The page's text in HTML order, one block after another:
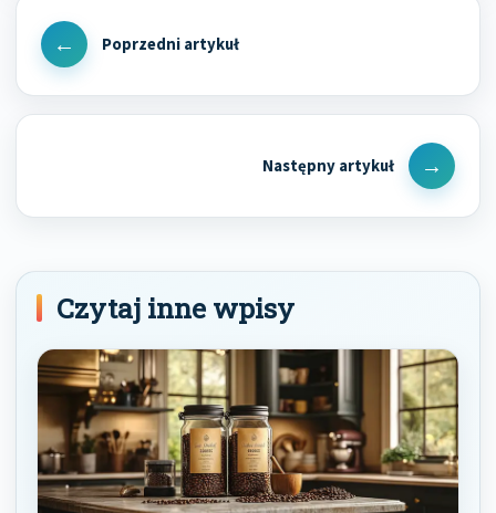
wpisu
Previous
Next
Post
Czytaj inne wpisy